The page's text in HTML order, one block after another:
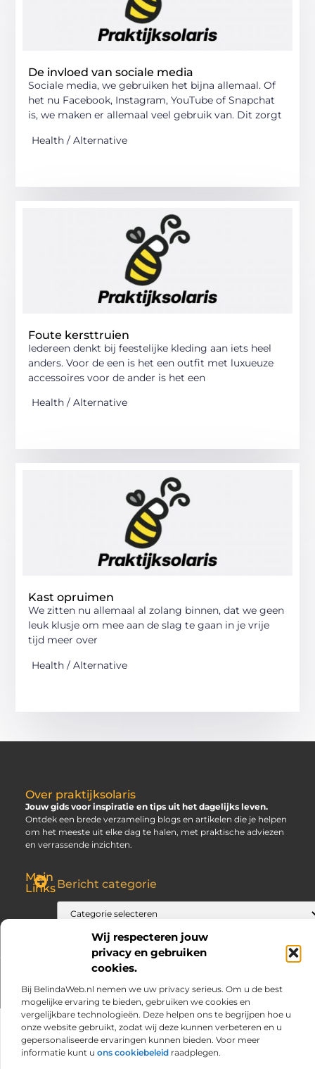
Wij respecteren jouw
privacy en gebruiken
cookies.
Bij BelindaWeb.nl nemen we uw privacy serieus. Om u de best
mogelijke ervaring te bieden, gebruiken we cookies en
vergelijkbare technologieën. Deze helpen ons te begrijpen hoe u
onze website gebruikt, zodat wij deze kunnen verbeteren en u
gepersonaliseerde ervaringen kunnen bieden. Voor meer
informatie kunt u ons cookiebeleid raadplegen.
De invloed van sociale media
Sociale media, we gebruiken het bijna allemaal. Of
het nu Facebook, Instagram, YouTube of Snapchat
is, we maken er allemaal veel gebruik van. Dit zorgt
Health / Alternative
Foute kersttruien
Iedereen denkt bij feestelijke kleding aan iets heel
anders. Voor de een is het een outfit met luxueuze
accessoires voor de ander is het een
Health / Alternative
Kast opruimen
We zitten nu allemaal al zolang binnen, dat we geen
leuk klusje om mee aan de slag te gaan in je vrije
tijd meer over
Health / Alternative
Over praktijksolaris
Jouw gids voor inspiratie en tips uit het dagelijks leven.
Ontdek een brede verzameling blogs en artikelen die je helpen
om het meeste uit elke dag te halen, met praktische adviezen
en verrassende inzichten.
Main
LinksBericht categorie